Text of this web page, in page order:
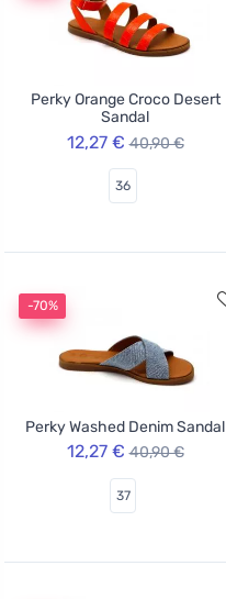
Perky Orange Croco Desert
Sandal
12,27 € 40,90 €
36
-70%
Perky Washed Denim Sandal
12,27 € 40,90 €
37